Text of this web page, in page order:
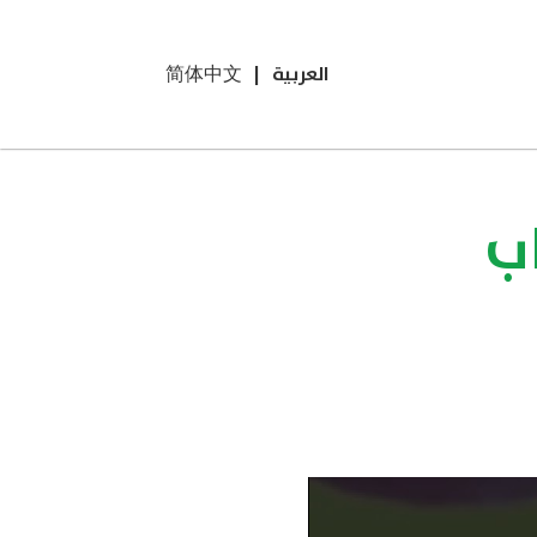
العربية |
简体中文